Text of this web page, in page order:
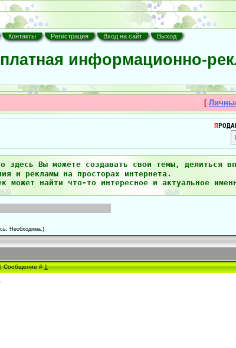
Контакты Регистрация Вход на сайт Выход
информационно-
[
П
здесь Вы можете создавать свои темы, делиться
и рекламы на просторах интернета.
может найти что-то интересное и актуальное
Необходима.)
| Сообщение #1